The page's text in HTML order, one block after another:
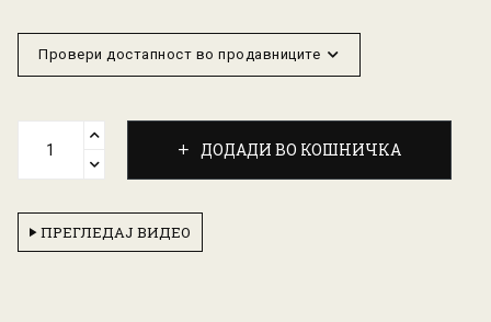
Провери достапност во продавниците
ДОДАДИ ВО КОШНИЧКА
ПРЕГЛЕДАЈ ВИДЕО